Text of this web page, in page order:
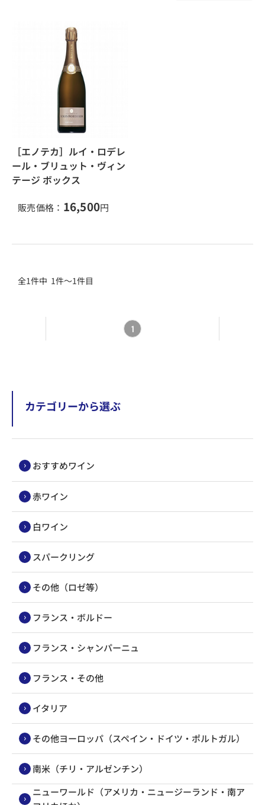
カテゴリーから選ぶ
おすすめワイン
赤ワイン
白ワイン
スパークリング
その他（ロゼ等）
フランス・ボルドー
フランス・シャンパーニュ
フランス・その他
イタリア
その他ヨーロッパ（スペイン・ドイツ・ポルトガル）
南米（チリ・アルゼンチン）
ニューワールド（アメリカ・ニュージーランド・南ア
［エノテカ］ルイ・ロデレ
ール・ブリュット・ヴィン
テージ ボックス
販売価格： 16,500円
全1件中 1件～1件目
1